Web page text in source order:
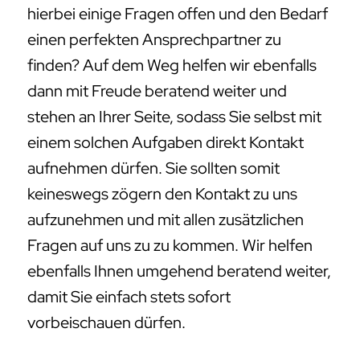
hierbei einige Fragen offen und den Bedarf
einen perfekten Ansprechpartner zu
finden? Auf dem Weg helfen wir ebenfalls
dann mit Freude beratend weiter und
stehen an Ihrer Seite, sodass Sie selbst mit
einem solchen Aufgaben direkt Kontakt
aufnehmen dürfen. Sie sollten somit
keineswegs zögern den Kontakt zu uns
aufzunehmen und mit allen zusätzlichen
Fragen auf uns zu zu kommen. Wir helfen
ebenfalls Ihnen umgehend beratend weiter,
damit Sie einfach stets sofort
vorbeischauen dürfen.